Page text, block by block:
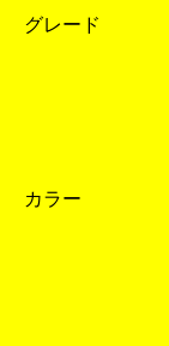
グレード
カラー